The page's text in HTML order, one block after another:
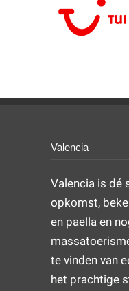
Valencia
Valencia is dé
opkomst,
en paella en
te vinden van
het prachtige